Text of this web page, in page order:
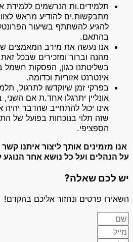
תלמידים.ות הנרשמים ללמידת
מתבקשות.ים להודיע מראש
להגיע להשתתף בשיעור
בהתאם.
אנו נעשה את מירב המאמצים
מהנה וברור ומזכירים שבכל זאת
בשליטתנו כגון, הפסקות חשמל
אינטרנט אזוריות וכדומה.
בפרקי זמן שיוקדשו לתרגול,
אונליין יתרגלו אחד.ת אם
אינו יכול להתחייב שהדבר יהיה
שזה תלוי בנוכחות בפועל של
הספציפי.
אנו מזמינים אותך ליצור איתנו
על הנהלים ועל כל נושא אחר הנוגע
יש לכם שאלה?
השאירו פרטים ונחזור אליכם בהקדם!